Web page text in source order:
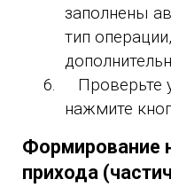
заполнены
тип
6.
Проверьте
нажмите
Формирование
прихода